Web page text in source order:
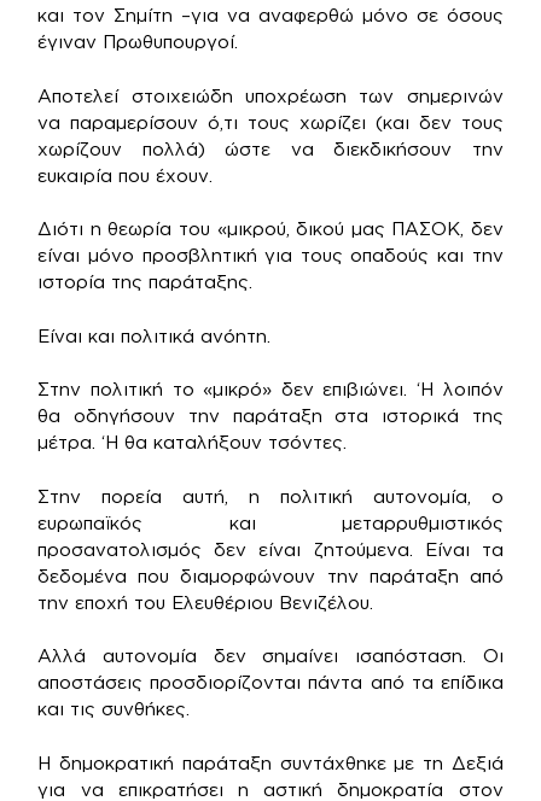
και τον Σημίτη –για να αναφερθώ μόνο σε όσους
έγιναν Πρωθυπουργοί.
Αποτελεί στοιχειώδη υποχρέωση των σημερινών
να παραμερίσουν ό,τι τους χωρίζει (και δεν τους
χωρίζουν πολλά) ώστε να διεκδικήσουν την
ευκαιρία που έχουν.
Διότι η θεωρία του «μικρού, δικού μας ΠΑΣΟΚ, δεν
είναι μόνο προσβλητική για τους οπαδούς και την
ιστορία της παράταξης.
Είναι και πολιτικά ανόητη.
Στην πολιτική το «μικρό» δεν επιβιώνει. ‘Η λοιπόν
θα οδηγήσουν την παράταξη στα ιστορικά της
μέτρα. ‘Η θα καταλήξουν τσόντες.
Στην πορεία αυτή, η πολιτική αυτονομία, ο
ευρωπαϊκός και μεταρρυθμιστικός
προσανατολισμός δεν είναι ζητούμενα. Είναι τα
δεδομένα που διαμορφώνουν την παράταξη από
την εποχή του Ελευθέριου Βενιζέλου.
Αλλά αυτονομία δεν σημαίνει ισαπόσταση. Οι
αποστάσεις προσδιορίζονται πάντα από τα επίδικα
και τις συνθήκες.
Η δημοκρατική παράταξη συντάχθηκε με τη Δεξιά
για να επικρατήσει η αστική δημοκρατία στον